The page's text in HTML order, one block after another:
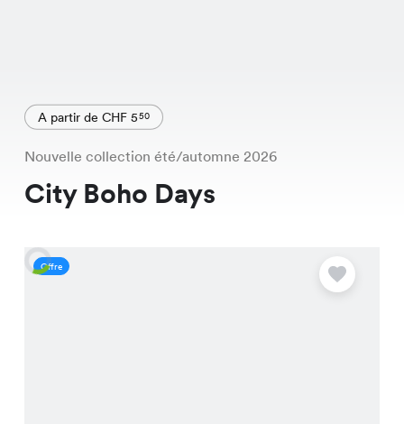
A partir de CHF 550
Nouvelle collection été/automne 2026
City Boho Days
Offre